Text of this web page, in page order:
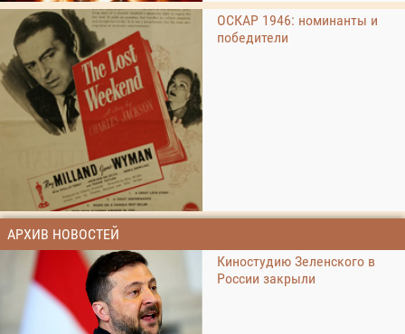
ОСКАР 1946: номинанты и
победители
АРХИВ НОВОСТЕЙ
Киностудию Зеленского в
России закрыли